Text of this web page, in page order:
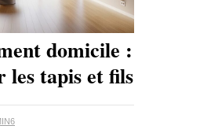
domicile :
les tapis et fils